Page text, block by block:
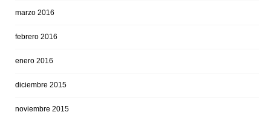
marzo 2016
febrero 2016
enero 2016
diciembre 2015
noviembre 2015